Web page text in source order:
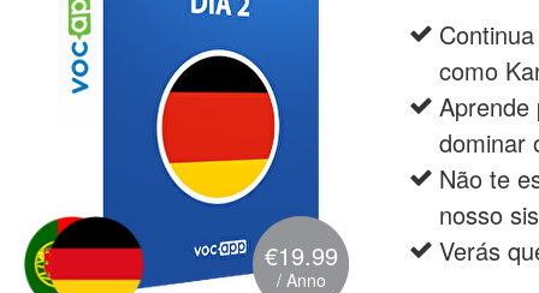
€19.99
/ Anno
como
Aprende
dominar
Não te
nosso
Verás